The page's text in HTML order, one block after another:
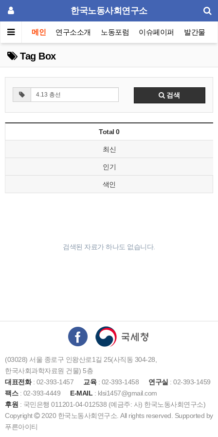
한국노동사회연구소
메인 연구소소개 노동포럼 이슈페이퍼 발간물
Tag Box
검색
Total 0
최신
인기
색인
검색된 자료가 하나도 없습니다.
(03028) 서울 종로구 인왕산로1길 25(사직동 304-28,
한국사회과학자료원 건물) 5층
대표전화: 02-393-1457 교육: 02-393-1458 연구실 : 02-393-1459
팩스: 02-393-4449 E-MAIL : klsi1457@gmail.com
후원 : 국민은행 011201-04-012538 (예금주: 사) 한국노동사회연구소)
Copyright
2020 한국노동사회연구소. All rights reserved. Supported by
푸른아이티